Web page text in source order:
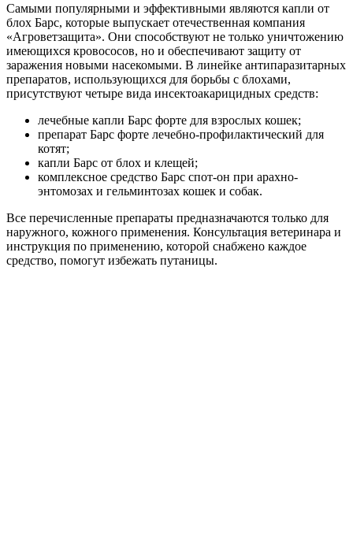
Самыми популярными и эффективными являются капли от
блох Барс, которые выпускает отечественная компания
«Агроветзащита». Они способствуют не только уничтожению
имеющихся кровососов, но и обеспечивают защиту от
заражения новыми насекомыми. В линейке антипаразитарных
препаратов, использующихся для борьбы с блохами,
присутствуют четыре вида инсектоакарицидных средств:
лечебные капли Барс форте для взрослых кошек;
препарат Барс форте лечебно-профилактический для
котят;
капли Барс от блох и клещей;
комплексное средство Барс спот-он при арахно-
энтомозах и гельминтозах кошек и собак.
Все перечисленные препараты предназначаются только для
наружного, кожного применения. Консультация ветеринара и
инструкция по применению, которой снабжено каждое
средство, помогут избежать путаницы.